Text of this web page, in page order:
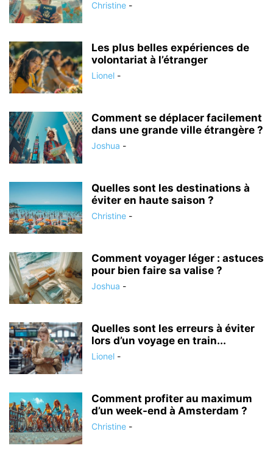
Christine -
Les plus belles expériences de
volontariat à l’étranger
Lionel -
Comment se déplacer facilement
dans une grande ville étrangère ?
Joshua -
Quelles sont les destinations à
éviter en haute saison ?
Christine -
Comment voyager léger : astuces
pour bien faire sa valise ?
Joshua -
Quelles sont les erreurs à éviter
lors d’un voyage en train...
Lionel -
Comment profiter au maximum
d’un week-end à Amsterdam ?
Christine -